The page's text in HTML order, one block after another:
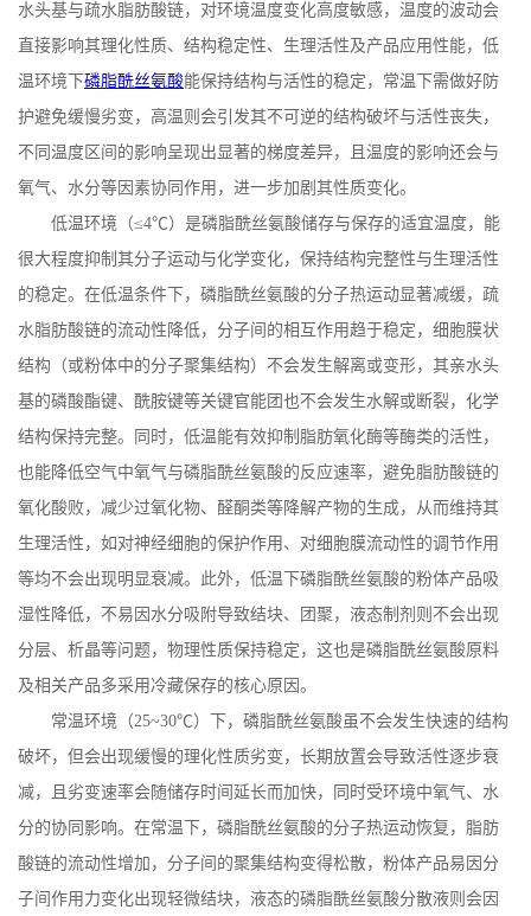
水头基与疏水脂肪酸链，对环境温度变化高度敏感，温度的波动会
直接影响其理化性质、结构稳定性、生理活性及产品应用性能，低
温环境下磷脂酰丝氨酸能保持结构与活性的稳定，常温下需做好防
护避免缓慢劣变，高温则会引发其不可逆的结构破坏与活性丧失，
不同温度区间的影响呈现出显著的梯度差异，且温度的影响还会与
氧气、水分等因素协同作用，进一步加剧其性质变化。
低温环境（≤4℃）是磷脂酰丝氨酸储存与保存的适宜温度，能
很大程度抑制其分子运动与化学变化，保持结构完整性与生理活性
的稳定。在低温条件下，磷脂酰丝氨酸的分子热运动显著减缓，疏
水脂肪酸链的流动性降低，分子间的相互作用趋于稳定，细胞膜状
结构（或粉体中的分子聚集结构）不会发生解离或变形，其亲水头
基的磷酸酯键、酰胺键等关键官能团也不会发生水解或断裂，化学
结构保持完整。同时，低温能有效抑制脂肪氧化酶等酶类的活性，
也能降低空气中氧气与磷脂酰丝氨酸的反应速率，避免脂肪酸链的
氧化酸败，减少过氧化物、醛酮类等降解产物的生成，从而维持其
生理活性，如对神经细胞的保护作用、对细胞膜流动性的调节作用
等均不会出现明显衰减。此外，低温下磷脂酰丝氨酸的粉体产品吸
湿性降低，不易因水分吸附导致结块、团聚，液态制剂则不会出现
分层、析晶等问题，物理性质保持稳定，这也是磷脂酰丝氨酸原料
及相关产品多采用冷藏保存的核心原因。
常温环境（25~30℃）下，磷脂酰丝氨酸虽不会发生快速的结构
破坏，但会出现缓慢的理化性质劣变，长期放置会导致活性逐步衰
减，且劣变速率会随储存时间延长而加快，同时受环境中氧气、水
分的协同影响。在常温下，磷脂酰丝氨酸的分子热运动恢复，脂肪
酸链的流动性增加，分子间的聚集结构变得松散，粉体产品易因分
子间作用力变化出现轻微结块，液态的磷脂酰丝氨酸分散液则会因